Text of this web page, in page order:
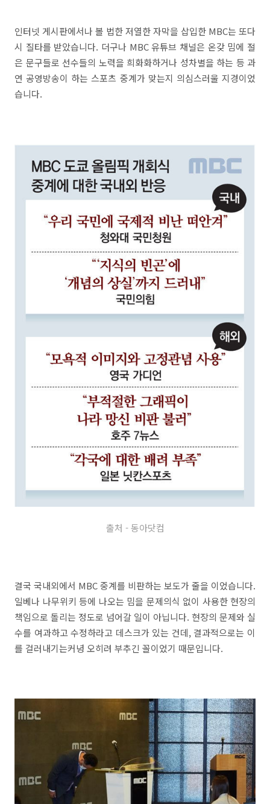
인터넷 게시판에서나 볼 법한 저열한 자막을 삽입한 MBC는 또다
시 질타를 받았습니다. 더구나 MBC 유튜브 채널은 온갖 밈에 절
은 문구들로 선수들의 노력을 희화화하거나 성차별을 하는 등 과
연 공영방송이 하는 스포츠 중계가 맞는지 의심스러울 지경이었
습니다.
출처 - 동아닷컴
결국 국내외에서 MBC 중계를 비판하는 보도가 줄을 이었습니다.
일베나 나무위키 등에 나오는 밈을 문제의식 없이 사용한 현장의
책임으로 돌리는 정도로 넘어갈 일이 아닙니다. 현장의 문제와 실
수를 여과하고 수정하라고 데스크가 있는 건데, 결과적으로는 이
를 걸러내기는커녕 오히려 부추긴 꼴이었기 때문입니다.